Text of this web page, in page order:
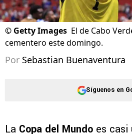
© Getty Images El de Cabo
cementero este domingo.
Por Sebastian Buenaventura
Síguenos en
La Copa del Mundo es casi